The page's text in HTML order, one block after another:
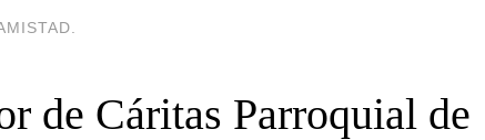
de Cáritas Parroquial de